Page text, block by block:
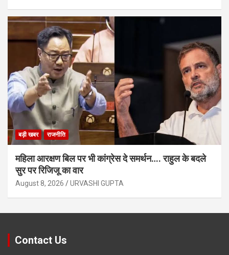
बड़ी खबर राजनीति
महिला आरक्षण बिल पर भी कांग्रेस दे समर्थन…. राहुल के बदले
सुर पर रिजिजू का वार
August 8, 2026 URVASHI GUPTA
Contact Us